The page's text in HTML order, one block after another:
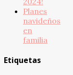
Planes
navideños
en
familia
Etiquetas